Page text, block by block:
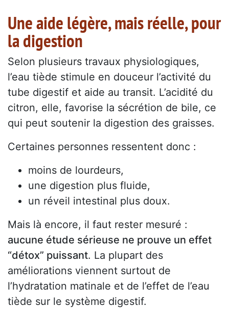
Une aide légère, mais réelle, pour
la digestion
Selon plusieurs travaux physiologiques,
l’eau tiède stimule en douceur l’activité du
tube digestif et aide au transit. L’acidité du
citron, elle, favorise la sécrétion de bile, ce
qui peut soutenir la digestion des graisses.
Certaines personnes ressentent donc :
moins de lourdeurs,
une digestion plus fluide,
un réveil intestinal plus doux.
Mais là encore, il faut rester mesuré :
aucune étude sérieuse ne prouve un effet
“détox” puissant. La plupart des
améliorations viennent surtout de
l’hydratation matinale et de l’effet de l’eau
tiède sur le système digestif.